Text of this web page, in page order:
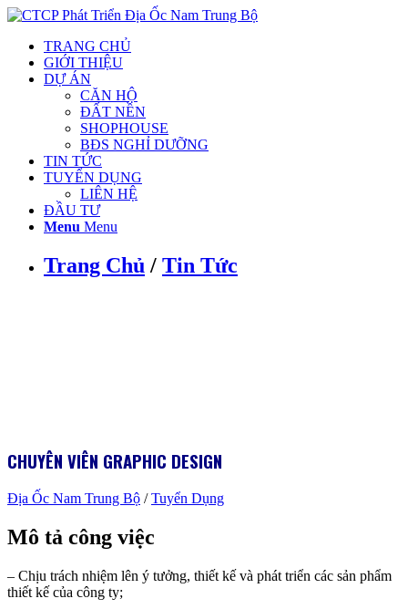
TRANG CHỦ
GIỚI THIỆU
DỰ ÁN
CĂN HỘ
ĐẤT NỀN
SHOPHOUSE
BĐS NGHỈ DƯỠNG
TIN TỨC
TUYỂN DỤNG
LIÊN HỆ
ĐẦU TƯ
Menu Menu
Trang Chủ / Tin Tức
CHUYÊN VIÊN GRAPHIC DESIGN
Địa Ốc Nam Trung Bộ /Tuyển Dụng
Mô tả công việc
– Chịu trách nhiệm lên ý tưởng, thiết kế và phát triển các sản phẩm
thiết kế của công ty;